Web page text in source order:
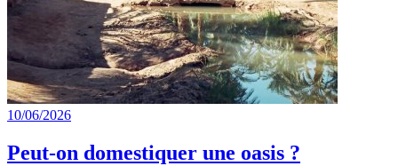
10/06/2026
Peut-on domestiquer une oasis ?